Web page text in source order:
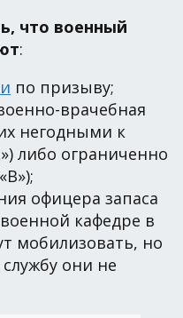
что военный
:
по призыву;
врачебная
негодными к
либо ограниченно
офицера запаса
кафедре в
мобилизовать, но
они не